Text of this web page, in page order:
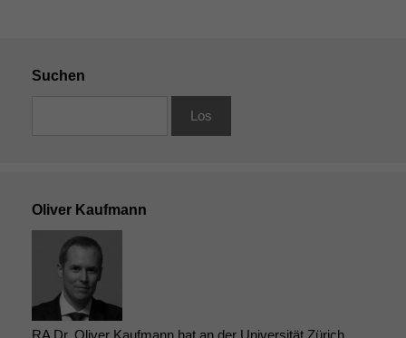
Suchen
Oliver Kaufmann
RA Dr. Oliver Kaufmann hat an der Universität Zürich